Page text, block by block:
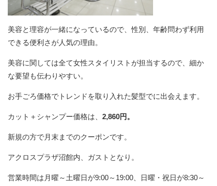
美容と理容が一緒になっているので、性別、年齢問わず利用
できる便利さが人気の理由。
美容に関しては全て女性スタイリストが担当するので、細か
な要望も伝わりやすい。
お手ごろ価格でトレンドを取り入れた髪型でに出会えます。
カット＋シャンプー価格は、 2,860円。
新規の方で月末までのクーポンです。
アクロスプラザ沼館内、ガストとなり。
営業時間は月曜～土曜日が9:00～19:00、日曜・祝日が8:30～